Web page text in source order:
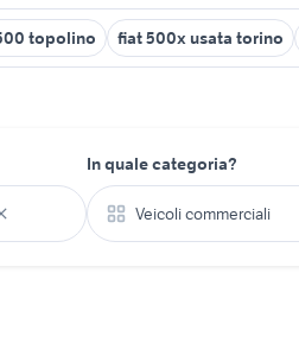
topolino fiat 500x usata torino
In quale categoria?
Veicoli commerciali